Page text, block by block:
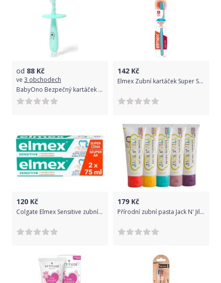
od 88 Kč
ve 3 obchodech
BabyOno Bezpečný kartáček na zoubky 12 m+ - mátový
142 Kč
Elmex Zubní kartáček Super Soft 1 ks
120 Kč
Colgate Elmex Sensitive zubní pasta 2x75 ml
179 Kč
Přírodní zubní pasta Jack N' Jill Malina